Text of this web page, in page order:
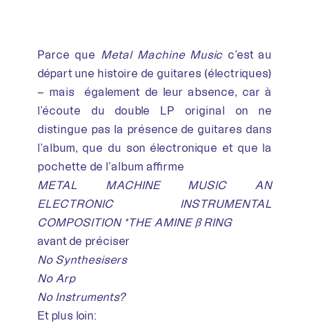
Parce que Metal Machine Music c’est au
départ une histoire de guitares (électriques)
– mais également de leur absence, car à
l’écoute du double LP original on ne
distingue pas la présence de guitares dans
l’album, que du son électronique et que la
pochette de l’album affirme
METAL MACHINE MUSIC AN
ELECTRONIC INSTRUMENTAL
COMPOSITION *THE AMINE ß RING
avant de préciser
No Synthesisers
No Arp
No Instruments?
Et plus loin: